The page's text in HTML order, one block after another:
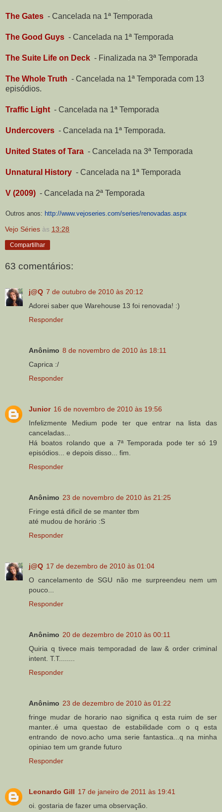
The Gates - Cancelada na 1ª Temporada
The Good Guys - Cancelada na 1ª Temporada
The Suite Life on Deck - Finalizada na 3ª Temporada
The Whole Truth - Cancelada na 1ª Temporada com 13
episódios.
Traffic Light - Cancelada na 1ª Temporada
Undercovers - Cancelada na 1ª Temporada.
United States of Tara - Cancelada na 3ª Temporada
Unnatural History - Cancelada na 1ª Temporada
V (2009) - Cancelada na 2ª Temporada
Outros anos: http://www.vejoseries.com/series/renovadas.aspx
Vejo Séries às 13:28
Compartilhar
63 comentários:
j@Q 7 de outubro de 2010 às 20:12
Adorei saber que Warehouse 13 foi renovada! :)
Responder
Anônimo 8 de novembro de 2010 às 18:11
Caprica :/
Responder
Junior 16 de novembro de 2010 às 19:56
Infelizmente Medium pode ter que entrar na lista das
canceladas...
Há boatos rolando que a 7ª Temporada pode ter só 19
episódios... e depois disso... fim.
Responder
Anônimo 23 de novembro de 2010 às 21:25
Fringe está dificil de se manter tbm
até mudou de horário :S
Responder
j@Q 17 de dezembro de 2010 às 01:04
O cancelamento de SGU não me surpreendeu nem um
pouco...
Responder
Anônimo 20 de dezembro de 2010 às 00:11
Quiria q tivece mais temporadad de law & order criminal
intent. T.T........
Responder
Anônimo 23 de dezembro de 2010 às 01:22
fringe mudar de horario nao significa q esta ruim de ser
manter..é uma questao de estabilidade com o q esta
entrando de novo.acho uma serie fantastica...q na minha
opiniao tem um grande futuro
Responder
Leonardo Gill 17 de janeiro de 2011 às 19:41
oi. gostaria de fazer uma observação.